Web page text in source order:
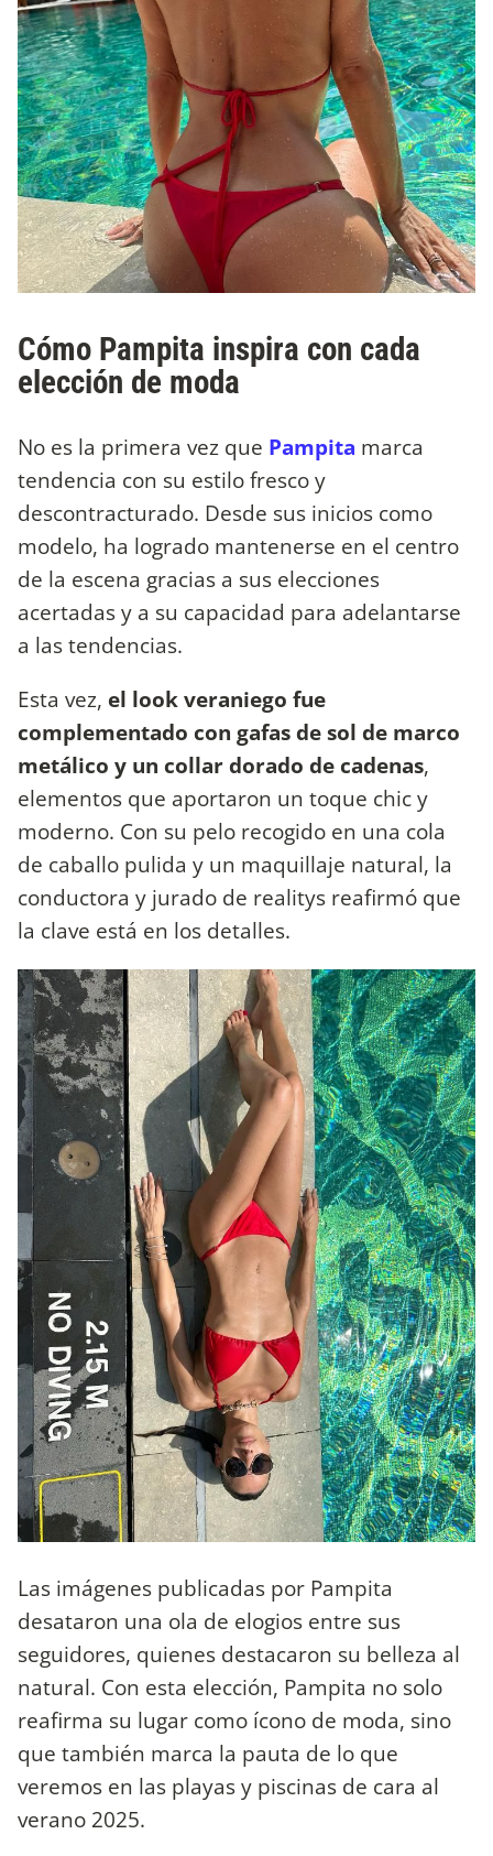
Cómo Pampita inspira con cada
elección de moda
No es la primera vez que Pampita marca
tendencia con su estilo fresco y
descontracturado. Desde sus inicios como
modelo, ha logrado mantenerse en el centro
de la escena gracias a sus elecciones
acertadas y a su capacidad para adelantarse
a las tendencias.
Esta vez, el look veraniego fue
complementado con gafas de sol de marco
metálico y un collar dorado de cadenas,
elementos que aportaron un toque chic y
moderno. Con su pelo recogido en una cola
de caballo pulida y un maquillaje natural, la
conductora y jurado de realitys reafirmó que
la clave está en los detalles.
Las imágenes publicadas por Pampita
desataron una ola de elogios entre sus
seguidores, quienes destacaron su belleza al
natural. Con esta elección, Pampita no solo
reafirma su lugar como ícono de moda, sino
que también marca la pauta de lo que
veremos en las playas y piscinas de cara al
verano 2025.